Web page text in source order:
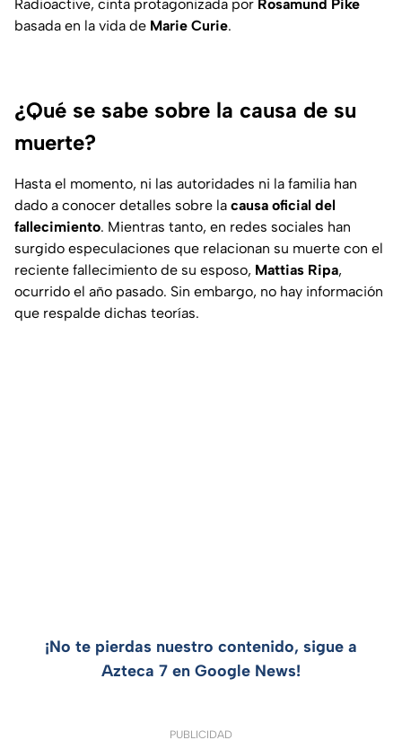
Radioactive, cinta protagonizada por Rosamund Pike
basada en la vida de Marie Curie.
¿Qué se sabe sobre la causa de su
muerte?
Hasta el momento, ni las autoridades ni la familia han
dado a conocer detalles sobre la causa oficial del
fallecimiento. Mientras tanto, en redes sociales han
surgido especulaciones que relacionan su muerte con el
reciente fallecimiento de su esposo, Mattias Ripa,
ocurrido el año pasado. Sin embargo, no hay información
que respalde dichas teorías.
¡No te pierdas nuestro contenido, sigue a
Azteca 7 en Google News!
PUBLICIDAD